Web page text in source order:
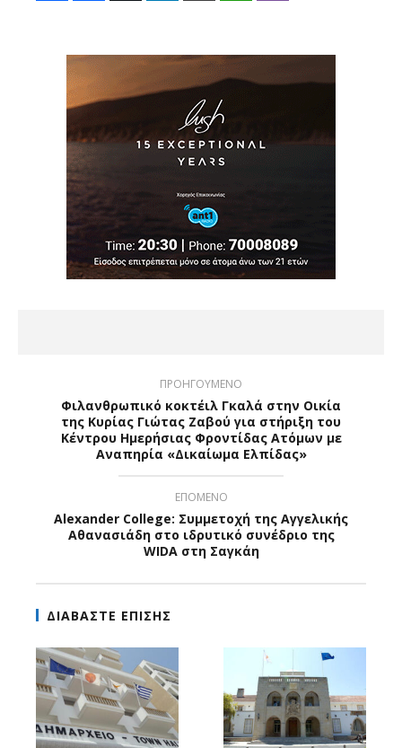
ΠΡΟΗΓΟΥΜΕΝΟ
Φιλανθρωπικό κοκτέιλ Γκαλά στην Οικία
της Κυρίας Γιώτας Ζαβού για στήριξη του
Κέντρου Ημερήσιας Φροντίδας Ατόμων με
Αναπηρία «Δικαίωμα Ελπίδας»
ΕΠΟΜΕΝΟ
Alexander College: Συμμετοχή της Αγγελικής
Αθανασιάδη στο ιδρυτικό συνέδριο της
WIDA στη Σαγκάη
ΔΙΑΒΑΣΤΕ ΕΠΙΣΗΣ